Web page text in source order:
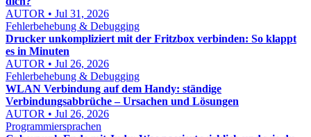
AUTOR • Jul 31, 2026
Fehlerbehebung & Debugging
Drucker unkompliziert mit der Fritzbox verbinden: So klappt
es in Minuten
AUTOR • Jul 26, 2026
Fehlerbehebung & Debugging
WLAN Verbindung auf dem Handy: ständige
Verbindungsabbrüche – Ursachen und Lösungen
AUTOR • Jul 26, 2026
Programmiersprachen